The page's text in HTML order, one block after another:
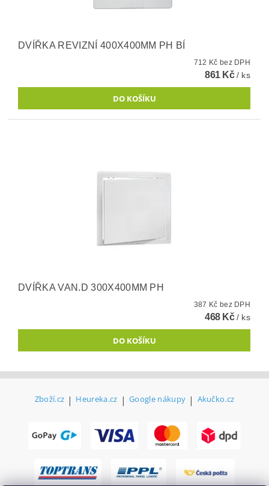
DVÍŘKA REVIZNÍ 400X400MM PH BÍ
712 Kč bez DPH
861 Kč/ ks
DVÍŘKA VAN.D 300X400MM PH
387 Kč bez DPH
468 Kč/ ks
Zboží.cz | Heureka.cz | Google nákupy | Akučko.cz